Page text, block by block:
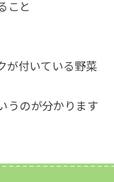
こと
が付いている野菜
うのが分かります